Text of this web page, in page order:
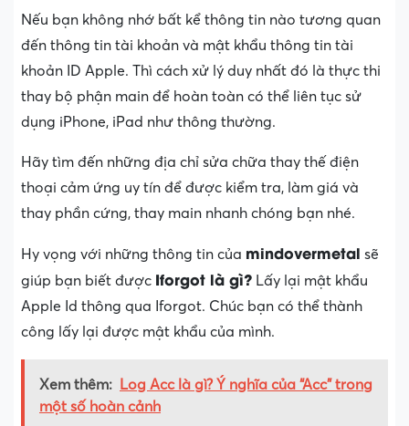
Nếu bạn không nhớ bất kể thông tin nào tương quan
đến thông tin tài khoản và mật khẩu thông tin tài
khoản ID Apple. Thì cách xử lý duy nhất đó là thực thi
thay bộ phận main để hoàn toàn có thể liên tục sử
dụng iPhone, iPad như thông thường.
Hãy tìm đến những địa chỉ sửa chữa thay thế điện
thoại cảm ứng uy tín để được kiểm tra, làm giá và
thay phần cứng, thay main nhanh chóng bạn nhé.
Hy vọng với những thông tin của mindovermetal sẽ
giúp bạn biết được Iforgot là gì? Lấy lại mật khẩu
Apple Id thông qua Iforgot. Chúc bạn có thể thành
công lấy lại được mật khẩu của mình.
Xem thêm:
Log Acc là gì? Ý nghĩa của “Acc” trong
một số hoàn cảnh